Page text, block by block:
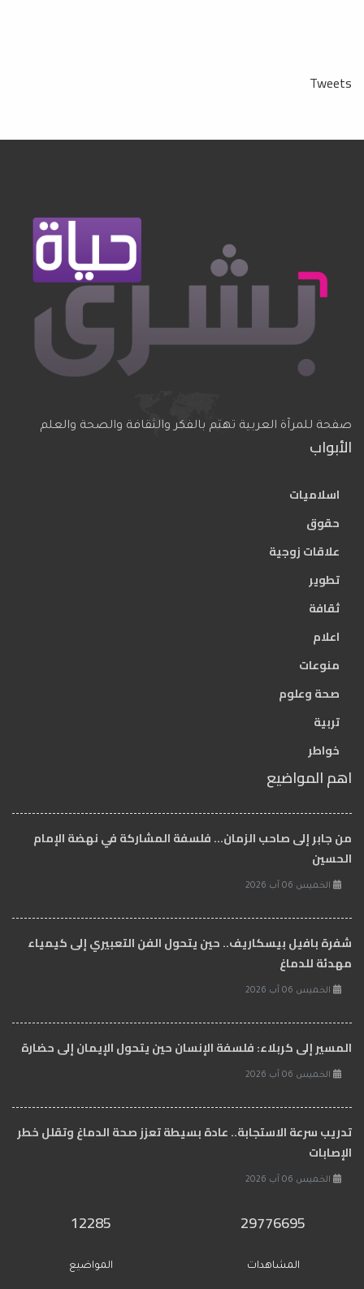
Tweets
صفحة للمرآة العربية تهتم بالفكر والثقافة والصحة والعلم
الأبواب
اسلاميات
حقوق
علاقات زوجية
تطوير
ثقافة
اعلام
منوعات
صحة وعلوم
تربية
خواطر
اهم المواضيع
من جابر إلى صاحب الزمان… فلسفة المشاركة في نهضة الإمام
الحسين
الخميس 06 آب 2026
شفرة بافيل بيسكاريف.. حين يتحول الفن التعبيري إلى كيمياء
مهدئة للدماغ
الخميس 06 آب 2026
المسير إلى كربلاء: فلسفة الإنسان حين يتحول الإيمان إلى حضارة
الخميس 06 آب 2026
تدريب سرعة الاستجابة.. عادة بسيطة تعزز صحة الدماغ وتقلل خطر
الإصابات
الخميس 06 آب 2026
29776695
المشاهدات
12285
المواضيع